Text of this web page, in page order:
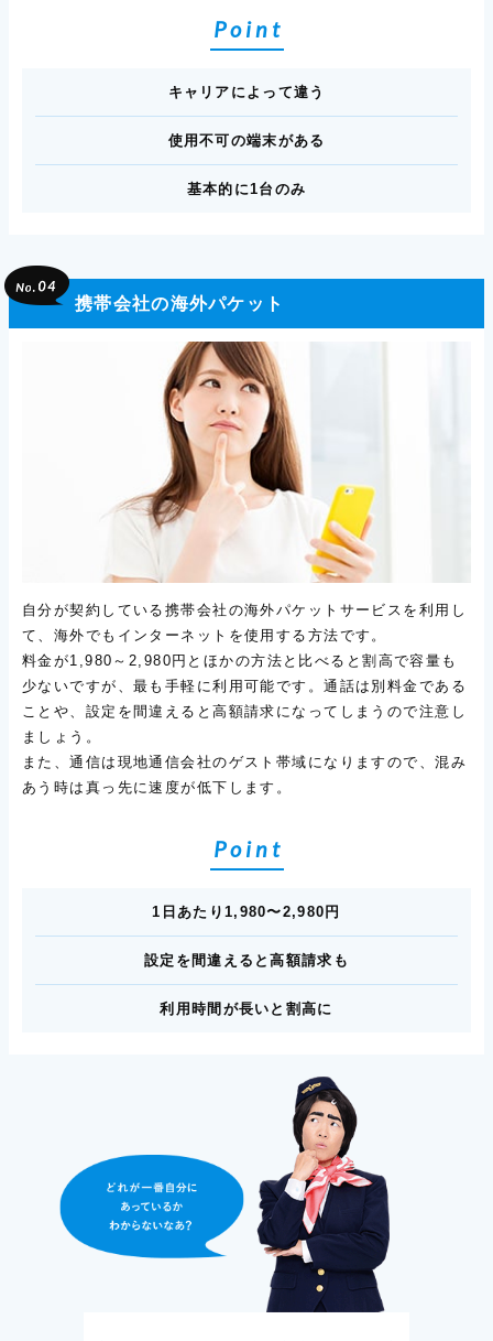
Point
キャリアによって違う
使用不可の端末がある
基本的に1台のみ
携帯会社の海外パケット
自分が契約している携帯会社の海外パケットサービスを利用し
て、海外でもインターネットを使用する方法です。
料金が1,980～2,980円とほかの方法と比べると割高で容量も
少ないですが、最も手軽に利用可能です。通話は別料金である
ことや、設定を間違えると高額請求になってしまうので注意し
ましょう。
また、通信は現地通信会社のゲスト帯域になりますので、混み
あう時は真っ先に速度が低下します。
Point
1日あたり1,980〜2,980円
設定を間違えると高額請求も
利用時間が長いと割高に